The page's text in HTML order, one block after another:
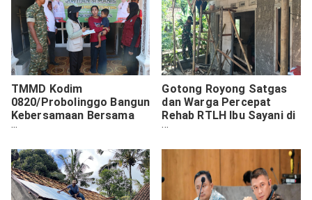
TMMD Kodim
0820/Probolinggo Bangun
Kebersamaan Bersama
Unsur Forkopimka Maron
Gotong Royong Satgas
dan Warga Percepat
Rehab RTLH Ibu Sayani di
Desa Brabe